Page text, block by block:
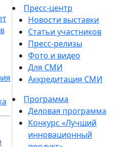
Пресс-центр
Новости выставки
Статьи участников
Пресс-релизы
Фото и видео
Для СМИ
Аккредитация СМИ
Программа
Деловая программа
Конкурс «Лучший
инновационный